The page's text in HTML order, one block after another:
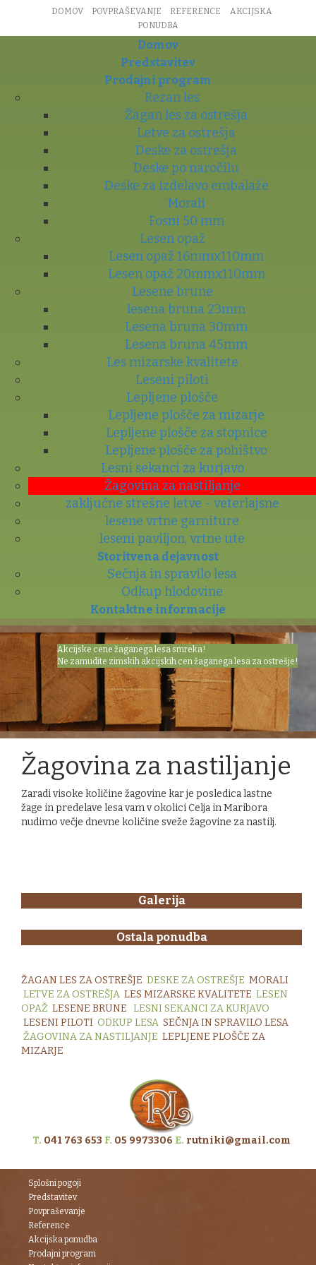
DOMOV POVPRAŠEVANJE REFERENCE
AKCIJSKA
PONUDBA
Domov
Predstavitev
Prodajni program
Rezan les
Žagan les za ostrešja
Letve za ostrešja
Deske za ostrešja
Deske po naročilu
Deske za izdelavo embalaže
Morali
Fosni 50 mm
Lesen opaž
Lesen opaž 16mmx110mm
Lesen opaž 20mmx110mm
Lesene brune
lesena bruna 23mm
Lesena bruna 30mm
Lesena bruna 45mm
Les mizarske kvalitete
Leseni piloti
Lepljene plošče
Lepljene plošče za mizarje
Lepljene plošče za stopnice
Lepljene plošče za pohištvo
Lesni sekanci za kurjavo
Žagovina za nastiljanje
zaključne strešne letve - veterlajsne
lesene vrtne garniture
leseni paviljon, vrtne ute
Storitvena dejavnost
Sečnja in spravilo lesa
Odkup hlodovine
Kontaktne informacije
Akcijske cene žaganega lesa smreka!
Ne zamudite zimskih akcijskih cen žaganega lesa za ostrešje!
Žagovina za nastiljanje
Zaradi visoke količine žagovine kar je posledica lastne
žage in predelave lesa vam v okolici Celja in Maribora
nudimo večje dnevne količine sveže žagovine za nastilj.
Galerija
Ostala ponudba
ŽAGAN LES ZA OSTREŠJE DESKE ZA OSTREŠJE MORALI
LETVE ZA OSTREŠJA LES MIZARSKE KVALITETE LESEN
OPAŽ LESENE BRUNE LESNI SEKANCI ZA KURJAVO
LESENI PILOTI ODKUP LESA SEČNJA IN SPRAVILO LESA
ŽAGOVINA ZA NASTILJANJE LEPLJENE PLOŠČE ZA
MIZARJE
T. 041 763 653 F. 05 9973306 E. rutniki@gmail.com
Splošni pogoji
Predstavitev
Povpraševanje
Reference
Akcijska ponudba
Prodajni program